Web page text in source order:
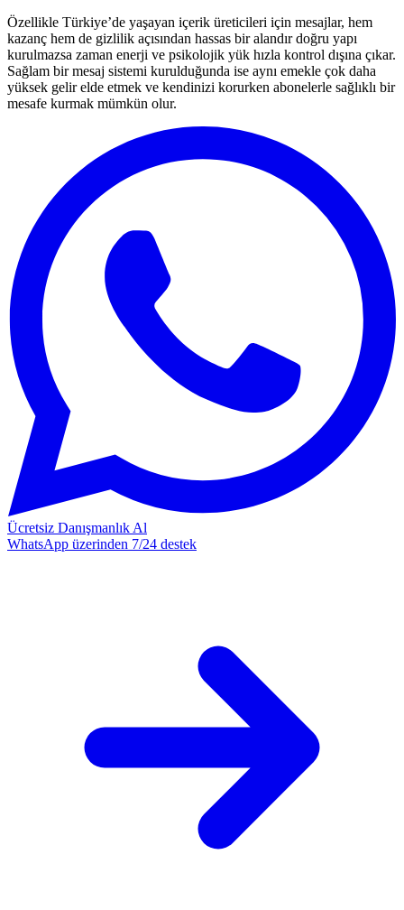
Özellikle Türkiye’de yaşayan içerik üreticileri için mesajlar, hem
kazanç hem de gizlilik açısından hassas bir alandır doğru yapı
kurulmazsa zaman enerji ve psikolojik yük hızla kontrol dışına çıkar.
Sağlam bir mesaj sistemi kurulduğunda ise aynı emekle çok daha
yüksek gelir elde etmek ve kendinizi korurken abonelerle sağlıklı bir
mesafe kurmak mümkün olur.
Ücretsiz Danışmanlık Al
WhatsApp üzerinden 7/24 destek